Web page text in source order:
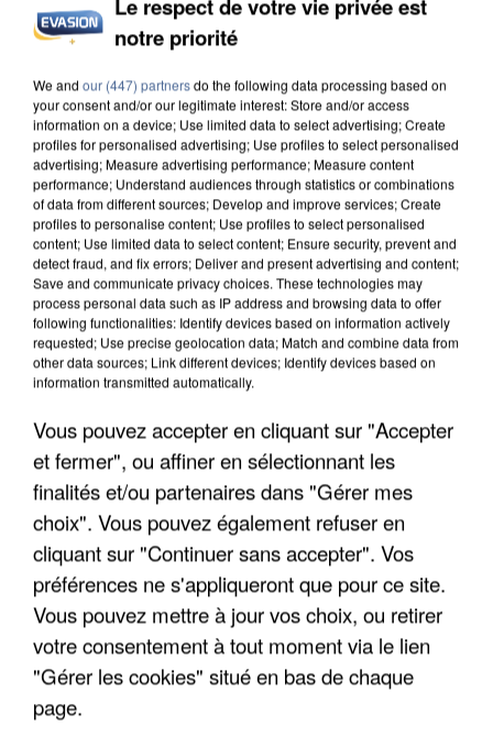
DE SOLIDARITÉ AVEC LES...
APRÈS TOUTES CES CANICULES, LES REFUGES
DE FAUNE SAUVAGE SONT...
Le respect de votre vie privée est
notre priorité
We and our (447) partnersdo the following data processing based on
your consent and/or our legitimate interest: Store and/or access
information on a device; Use limited data to select advertising; Create
profiles for personalised advertising; Use profiles to select personalised
advertising; Measure advertising performance; Measure content
performance; Understand audiences through statistics or combinations
of data from different sources; Develop and improve services; Create
profiles to personalise content; Use profiles to select personalised
content; Use limited data to select content; Ensure security, prevent and
detect fraud, and fix errors; Deliver and present advertising and content;
Save and communicate privacy choices. These technologies may
process personal data such as IP address and browsing data to offer
following functionalities: Identify devices based on information actively
requested; Use precise geolocation data; Match and combine data from
other data sources; Link different devices; Identify devices based on
information transmitted automatically.
Vous pouvez accepter en cliquant sur "Accepter
et fermer", ou affiner en sélectionnant les
finalités et/ou partenaires dans "Gérer mes
choix". Vous pouvez également refuser en
cliquant sur "Continuer sans accepter". Vos
préférences ne s'appliqueront que pour ce site.
Vous pouvez mettre à jour vos choix, ou retirer
votre consentement à tout moment via le lien
"Gérer les cookies" situé en bas de chaque
page.